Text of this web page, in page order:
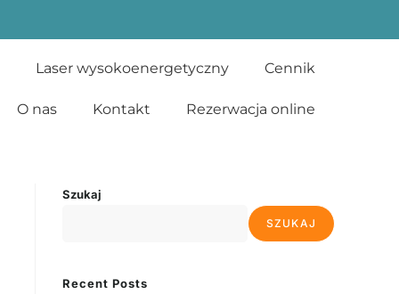
Laser wysokoenergetyczny Cennik
O nas Kontakt Rezerwacja online
Szukaj
SZUKAJ
Recent Posts